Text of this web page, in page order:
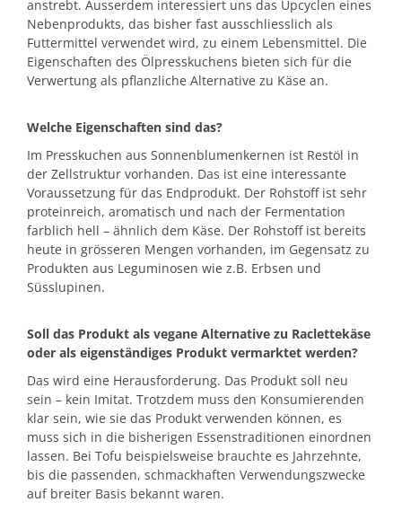
anstrebt. Ausserdem interessiert uns das Upcyclen eines
Nebenprodukts, das bisher fast ausschliesslich als
Futtermittel verwendet wird, zu einem Lebensmittel. Die
Eigenschaften des Ölpresskuchens bieten sich für die
Verwertung als pflanzliche Alternative zu Käse an.
Welche Eigenschaften sind das?
Im Presskuchen aus Sonnenblumenkernen ist Restöl in
der Zellstruktur vorhanden. Das ist eine interessante
Voraussetzung für das Endprodukt. Der Rohstoff ist sehr
proteinreich, aromatisch und nach der Fermentation
farblich hell – ähnlich dem Käse. Der Rohstoff ist bereits
heute in grösseren Mengen vorhanden, im Gegensatz zu
Produkten aus Leguminosen wie z.B. Erbsen und
Süsslupinen.
Soll das Produkt als vegane Alternative zu Raclettekäse
oder als eigenständiges Produkt vermarktet werden?
Das wird eine Herausforderung. Das Produkt soll neu
sein – kein Imitat. Trotzdem muss den Konsumierenden
klar sein, wie sie das Produkt verwenden können, es
muss sich in die bisherigen Essenstraditionen einordnen
lassen. Bei Tofu beispielsweise brauchte es Jahrzehnte,
bis die passenden, schmackhaften Verwendungszwecke
auf breiter Basis bekannt waren.